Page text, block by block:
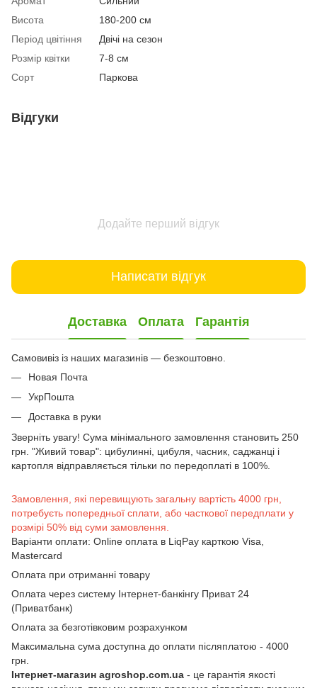
Висота
180-200 см
Період цвітіння
Двічі на сезон
Розмір квітки
7-8 см
Сорт
Паркова
Відгуки
Додайте перший відгук
Написати відгук
Доставка Оплата Гарантія
Самовивіз із наших магазинів — безкоштовно.
Новая Почта
УкрПошта
Доставка в руки
Зверніть увагу! Сума мінімального замовлення становить 250
грн. "Живий товар": цибулинні, цибуля, часник, саджанці і
картопля відправляється тільки по передоплаті в 100%.
Замовлення, які перевищують загальну вартість 4000 грн,
потребуєть попередньої сплати, або часткової передплати у
розмірі 50% від суми замовлення.
Варіанти оплати: Online оплата в LiqPay карткою Visa,
Mastercard
Оплата при отриманні товару
Оплата через систему Інтернет-банкінгу Приват 24
(Приватбанк)
Оплата за безготівковим розрахунком
Максимальна сума доступна до оплати післяплатою - 4000
грн.
Інтернет-магазин agroshop.com.ua - це гарантія якості